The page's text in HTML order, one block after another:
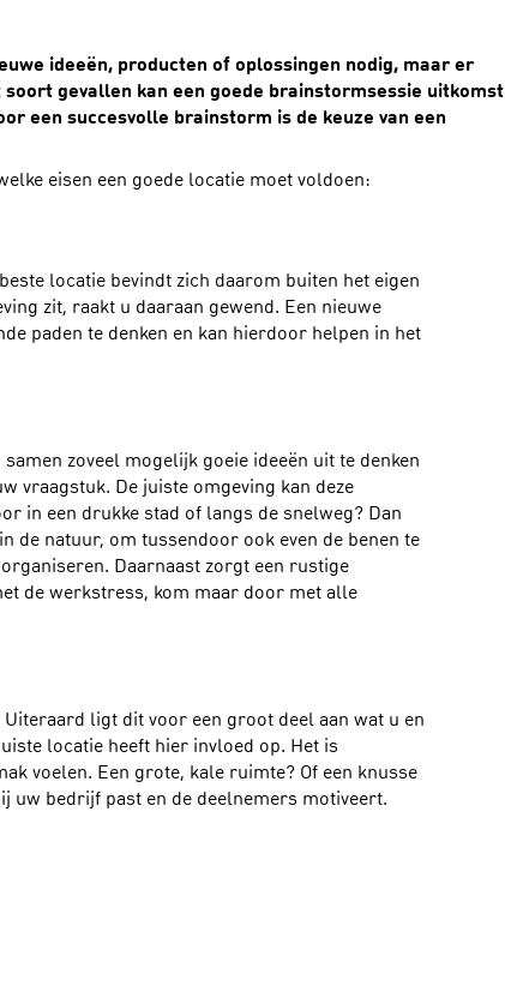
ideeën, producten of oplossingen nodig, maar er
gevallen kan een goede brainstormsessie uitkomst
een succesvolle brainstorm is de keuze van een
eisen een goede locatie moet voldoen:
locatie bevindt zich daarom buiten het eigen
zit, raakt u daaraan gewend. Een nieuwe
paden te denken en kan hierdoor helpen in het
zoveel mogelijk goeie ideeën uit te denken
vraagstuk. De juiste omgeving kan deze
in een drukke stad of langs de snelweg? Dan
de natuur, om tussendoor ook even de benen te
Daarnaast zorgt een rustige
de werkstress, kom maar door met alle
ligt dit voor een groot deel aan wat u en
locatie heeft hier invloed op. Het is
voelen. Een grote, kale ruimte? Of een knusse
uw bedrijf past en de deelnemers motiveert.